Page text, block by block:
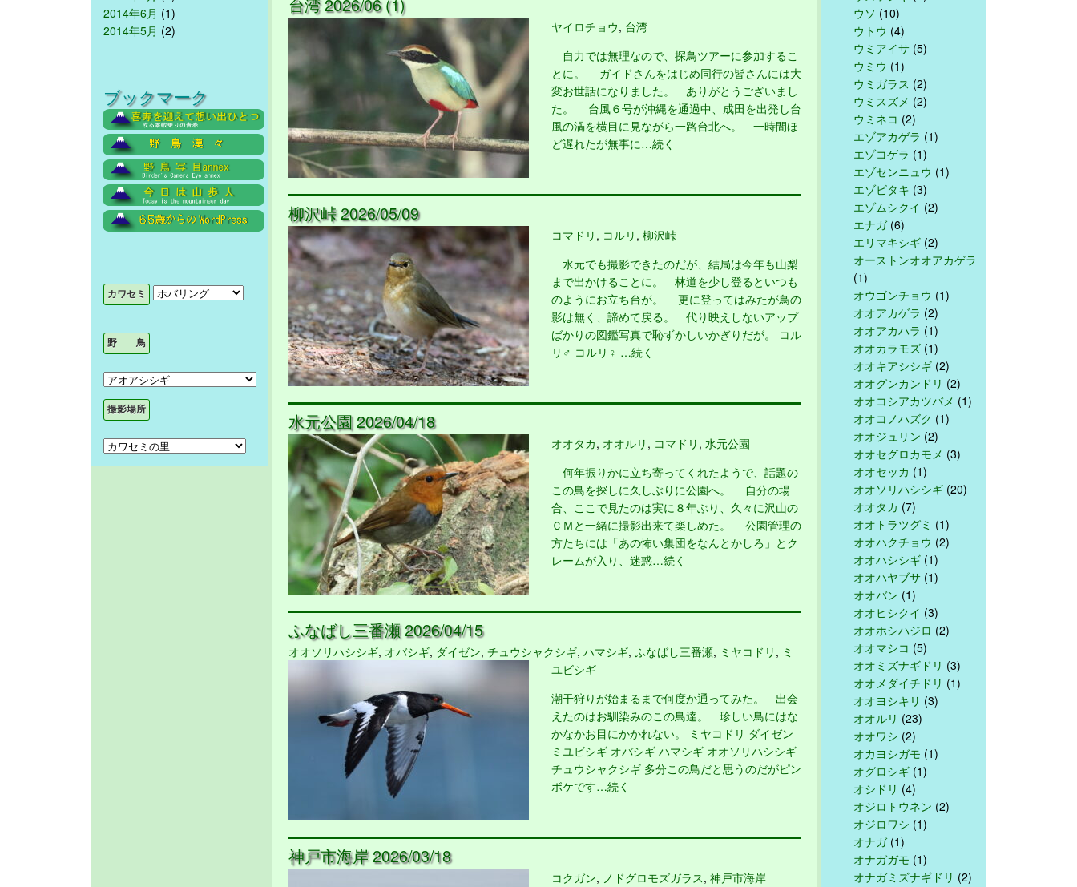
2014年6月 (1)
2014年5月 (2)
ブックマーク
ヤイロチョウ, 台湾
自力では無理なので、探鳥ツアーに参加するこ
とに。 ガイドさんをはじめ同行の皆さんには大
変お世話になりました。 ありがとうございまし
た。 台風６号が沖縄を通過中、成田を出発し台
風の渦を横目に見ながら一路台北へ。 一時間ほ
ど遅れたが無事に…続く
柳沢峠 2026/05/09
コマドリ , コルリ , 柳沢峠
水元でも撮影できたのだが、結局は今年も山梨
まで出かけることに。 林道を少し登るといつも
のようにお立ち台が。 更に登ってはみたが鳥の
影は無く、諦めて戻る。 代り映えしないアップ
ばかりの図鑑写真で恥ずかしいかぎりだが。 コル
リ♂ コルリ♀ …続く
水元公園 2026/04/18
オオタカ, オオルリ , コマドリ , 水元公園
何年振りかに立ち寄ってくれたようで、話題の
この鳥を探しに久しぶりに公園へ。 自分の場
合、ここで見たのは実に８年ぶり、久々に沢山の
ＣＭと一緒に撮影出来て楽しめた。 公園管理の
方たちには「あの怖い集団をなんとかしろ」とク
レームが入り、迷惑…続く
ふなばし三番瀬 2026/04/15
オオソリハシシギ, オバシギ, ダイゼン, チュウシャクシギ, ハマシギ, ふなばし三番瀬, ミヤコドリ , ミ
ユビシギ
潮干狩りが始まるまで何度か通ってみた。 出会
えたのはお馴染みのこの鳥達。 珍しい鳥にはな
かなかお目にかかれない。 ミヤコドリ ダイゼン
ミユビシギ オバシギ ハマシギ オオソリハシシギ
チュウシャクシギ 多分この鳥だと思うのだがピン
ボケです…続く
神戸市海岸 2026/03/18
コクガン, ノドグロモズガラス, 神戸市海岸
ウソ (10)
ウトウ (4)
ウミアイサ (5)
ウミウ (1)
ウミガラス (2)
ウミスズメ (2)
ウミネコ (2)
エゾアカゲラ (1)
エゾコゲラ (1)
エゾセンニュウ (1)
エゾビタキ (3)
エゾムシクイ (2)
エナガ(6)
エリマキシギ (2)
オーストンオオアカゲラ
(1)
オウゴンチョウ (1)
オオアカゲラ (2)
オオアカハラ (1)
オオカラモズ (1)
オオキアシシギ (2)
オオグンカンドリ (2)
オオコシアカツバメ (1)
オオコノハズク (1)
オオジュリン (2)
オオセグロカモメ (3)
オオセッカ (1)
オオソリハシシギ (20)
オオタカ (7)
オオトラツグミ (1)
オオハクチョウ (2)
オオハシシギ (1)
オオハヤブサ (1)
オオバン (1)
オオヒシクイ (3)
オオホシハジロ (2)
オオマシコ (5)
オオミズナギドリ (3)
オオメダイチドリ (1)
オオヨシキリ (3)
オオルリ (23)
オオワシ (2)
オカヨシガモ (1)
オグロシギ (1)
オシドリ (4)
オジロトウネン (2)
オジロワシ (1)
オナガ(1)
オナガガモ (1)
オナガミズナギドリ (2)